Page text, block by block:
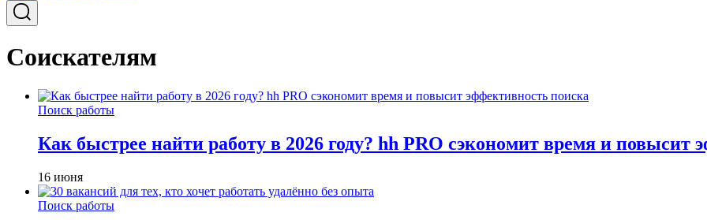
Соискателям
Поиск работы
Как быстрее найти работу в 2026 году? hh PRO сэкономит время и повысит
16 июня
Поиск работы